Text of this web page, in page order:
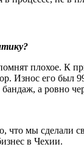
плохое. К
Износ его
а ровно
что мы
в Чехии.